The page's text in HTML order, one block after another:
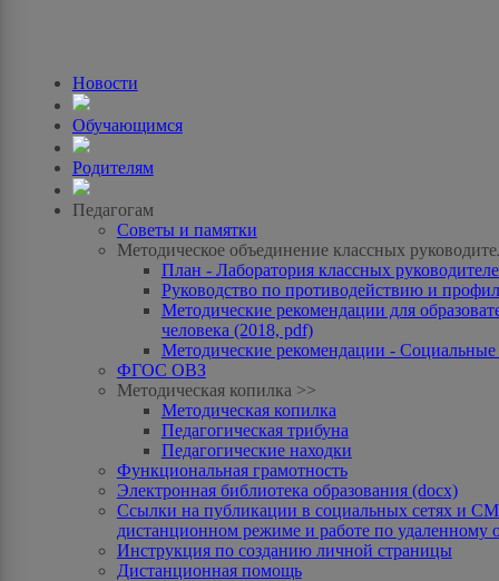
Новости
Обучающимся
Родителям
Педагогам
Советы и памятки
Методическое объединение классных
План - Лаборатория классных
Руководство по противодействию и
Методические рекомендации для
человека (2018, pdf)
Методические рекомендации -
ФГОС ОВЗ
Методическая копилка >>
Методическая копилка
Педагогическая трибуна
Педагогические находки
Функциональная грамотность
Электронная библиотека образования (docx)
Ссылки на публикации в социальных сетях и
дистанционном режиме и работе по удаленному
Инструкция по созданию личной страницы
Дистанционная помощь